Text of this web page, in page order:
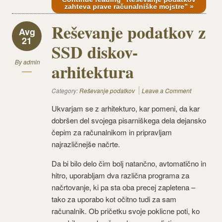
zahteva prave računalniške mojstre” »
Avg
21
Byadmin
Reševanje podatkov z
SSD diskov-
arhitektura
Category:Reševanje podatkov Leave a Comment
Ukvarjam se z arhitekturo, kar pomeni, da kar
dobršen del svojega pisarniškega dela dejansko
čepim za računalnikom in pripravljam
najrazličnejše načrte.
Da bi bilo delo čim bolj natančno, avtomatično in
hitro, uporabljam dva različna programa za
načrtovanje, ki pa sta oba precej zapletena –
tako za uporabo kot očitno tudi za sam
računalnik. Ob pričetku svoje poklicne poti, ko